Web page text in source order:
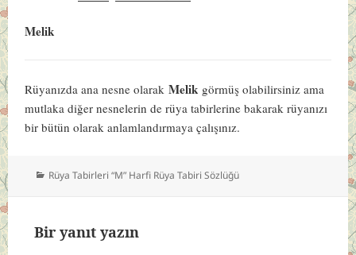
Melik
Rüyanızda ana nesne olarakMelik görmüş olabilirsiniz ama
mutlaka diğer nesnelerin de rüya tabirlerine bakarak rüyanızı
bir bütün olarak anlamlandırmaya çalışınız.
Kategoriler
Rüya Tabirleri “M” Harfi Rüya Tabiri Sözlüğü
Bir yanıt yazın